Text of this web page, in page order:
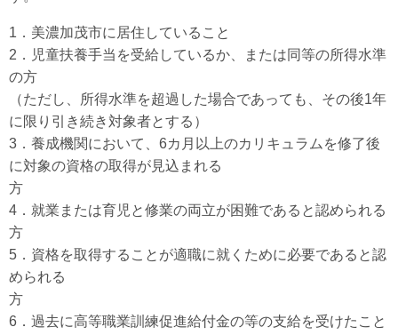
1．美濃加茂市に居住していること
2．児童扶養手当を受給しているか、または同等の所得水準
の方
（ただし、所得水準を超過した場合であっても、その後1年
に限り引き続き対象者とする）
3．養成機関において、6カ月以上のカリキュラムを修了後
に対象の資格の取得が見込まれる
4．就業または育児と修業の両立が困難であると認められる
5．資格を取得することが適職に就くために必要であると認
められる
6．過去に高等職業訓練促進給付金の等の支給を受けたこと